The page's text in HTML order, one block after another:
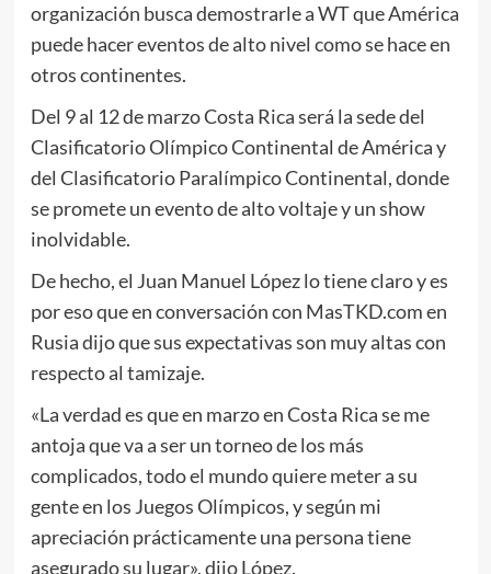
organización busca demostrarle a WT que América
puede hacer eventos de alto nivel como se hace en
otros continentes.
Del 9 al 12 de marzo Costa Rica será la sede del
Clasificatorio Olímpico Continental de América y
del Clasificatorio Paralímpico Continental, donde
se promete un evento de alto voltaje y un show
inolvidable.
De hecho, el Juan Manuel López lo tiene claro y es
por eso que en conversación con MasTKD.com en
Rusia dijo que sus expectativas son muy altas con
respecto al tamizaje.
«La verdad es que en marzo en Costa Rica se me
antoja que va a ser un torneo de los más
complicados, todo el mundo quiere meter a su
gente en los Juegos Olímpicos, y según mi
apreciación prácticamente una persona tiene
asegurado su lugar», dijo López.